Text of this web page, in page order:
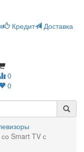
Кредит
Доставка
0
0
Smart TV с